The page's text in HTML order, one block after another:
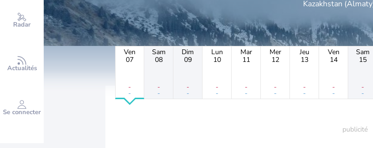
Radar
Actualités
Se connecter
Kazakhstan
Ven
07
-
-
Sam
08
-
-
Dim
09
-
-
Lun
10
-
-
Mar
11
-
-
Mer
12
-
-
Jeu
13
-
-
Ven
14
-
-
Sam
15
-
-